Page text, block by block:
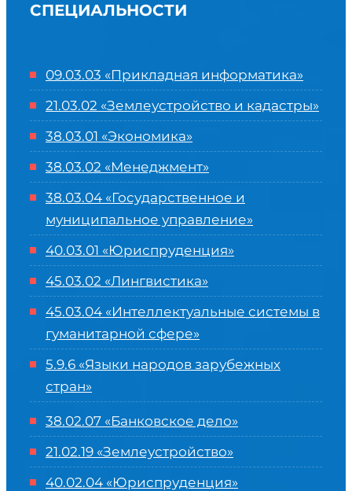
СПЕЦИАЛЬНОСТИ
09.03.03 «Прикладная информатика»
21.03.02 «Землеустройство и кадастры»
38.03.01 «Экономика»
38.03.02 «Менеджмент»
38.03.04 «Государственное и
муниципальное управление»
40.03.01 «Юриспруденция»
45.03.02 «Лингвистика»
45.03.04 «Интеллектуальные системы в
гуманитарной сфере»
5.9.6 «Языки народов зарубежных
стран»
38.02.07 «Банковское дело»
21.02.19 «Землеустройство»
40.02.04 «Юриспруденция»